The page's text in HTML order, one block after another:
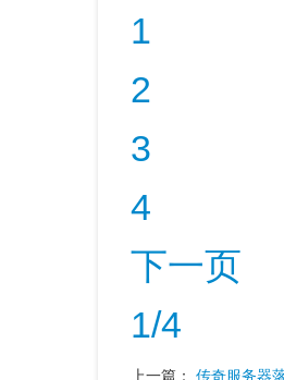
1
2
3
4
下一页
1/4
上一篇： 传奇服务器